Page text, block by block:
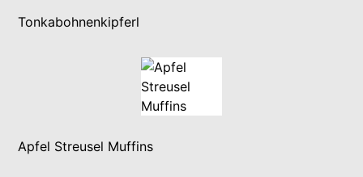
Tonkabohnenkipferl
Apfel Streusel Muffins